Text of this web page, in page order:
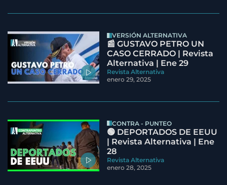
VERSIÓN ALTERNATIVA
📰 GUSTAVO PETRO UN
CASO CERRADO | Revista
Alternativa | Ene 29
Revista Alternativa
enero 29, 2025
CONTRA - PUNTEO
🟢 DEPORTADOS DE EEUU
| Revista Alternativa | Ene
28
Revista Alternativa
enero 28, 2025